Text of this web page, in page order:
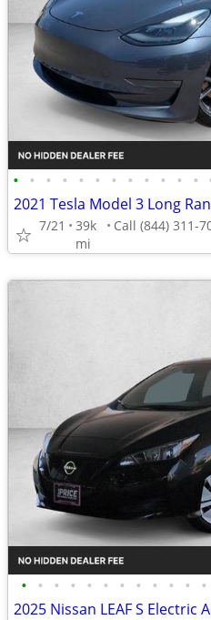
• • • • • • • • • • • •
7/21
39k
mi
• • • • • • • • • • • •
2025 Nissan LEAF S Electric